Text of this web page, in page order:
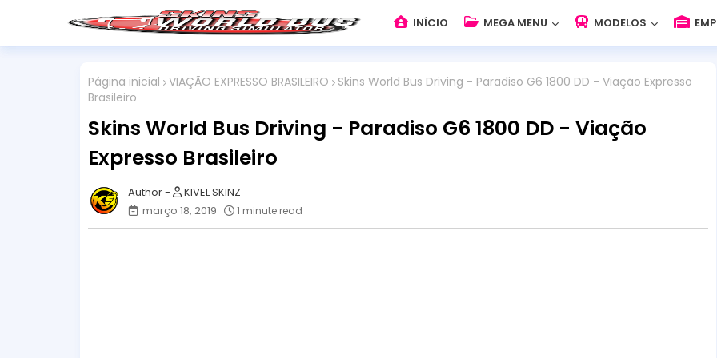
INÍCIO MEGA MENU MODELOS
Página inicial VIAÇÃO EXPRESSO BRASILEIRO
Skins World Bus Driving - Paradiso G6 1800 DD - Viação Expresso
Brasileiro
Skins World Bus Driving - Paradiso G6 1800 DD - Viação
Expresso Brasileiro
KIVEL SKINZ
março 18, 2019
1 minute read